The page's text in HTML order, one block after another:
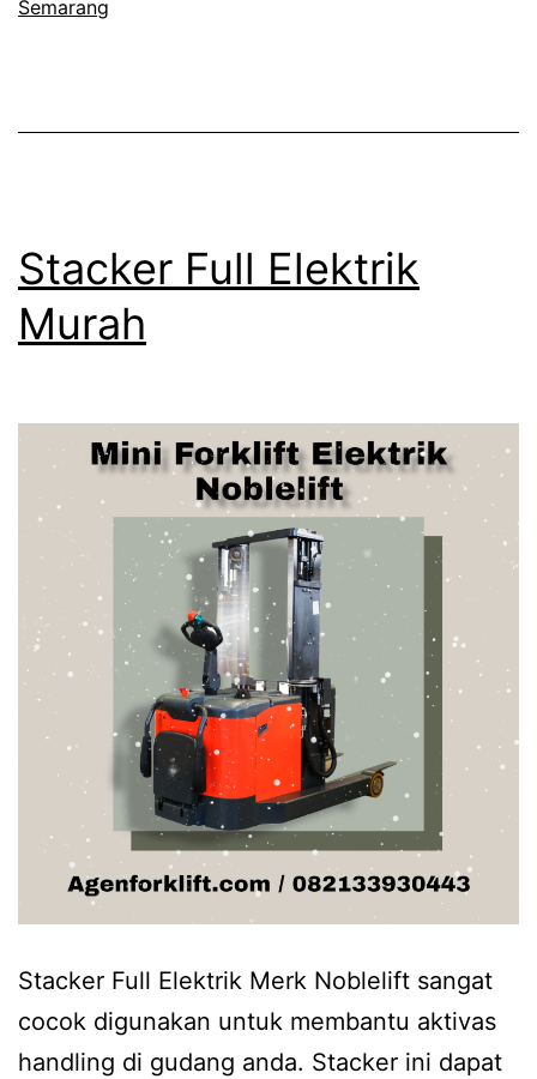
Semarang
Stacker Full Elektrik
Murah
Stacker Full Elektrik Merk Noblelift sangat
cocok digunakan untuk membantu aktivas
handling di gudang anda. Stacker ini dapat